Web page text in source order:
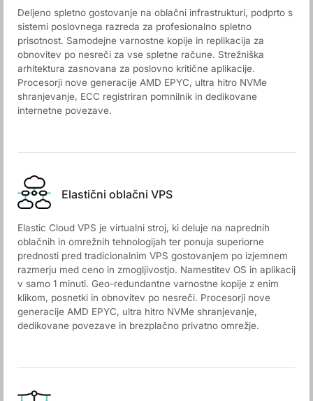
Deljeno spletno gostovanje na oblačni infrastrukturi, podprto s
sistemi poslovnega razreda za profesionalno spletno
prisotnost. Samodejne varnostne kopije in replikacija za
obnovitev po nesreči za vse spletne račune. Strežniška
arhitektura zasnovana za poslovno kritične aplikacije.
Procesorji nove generacije AMD EPYC, ultra hitro NVMe
shranjevanje, ECC registriran pomnilnik in dedikovane
internetne povezave.
Elastični oblačni VPS
Elastic Cloud VPS je virtualni stroj, ki deluje na naprednih
oblačnih in omrežnih tehnologijah ter ponuja superiorne
prednosti pred tradicionalnim VPS gostovanjem po izjemnem
razmerju med ceno in zmogljivostjo. Namestitev OS in aplikacij
v samo 1 minuti. Geo-redundantne varnostne kopije z enim
klikom, posnetki in obnovitev po nesreči. Procesorji nove
generacije AMD EPYC, ultra hitro NVMe shranjevanje,
dedikovane povezave in brezplačno privatno omrežje.